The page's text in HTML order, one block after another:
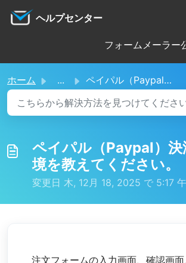
ヘルプセンター
フォームメーラー
ホーム ... ペイパル（Paypal）決済の動作環境を教えてください。
ペイパル（Paypal）決
境を教えてください。
変更日 木, 12月 18, 2025 で 5:17
注文フォームの入力画面、確認画